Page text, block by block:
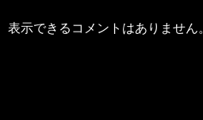
表示できるコメントはありません。